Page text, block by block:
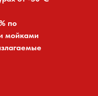
по
мойками